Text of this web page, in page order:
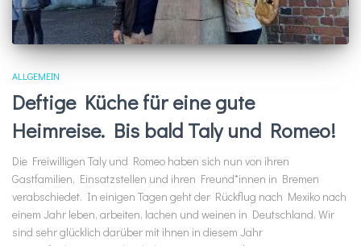
ALLGEMEIN
Deftige Küche für eine gute
Heimreise. Bis bald Taly und Romeo!
Die Freiwilligen Taly und Romeo haben sich nun von ihren
Gastfamilien, Einsatzstellen und ihren Freund*innen in Bremen
verabschiedet. In einigen Tagen geht der Rückflug nach Mexiko nach
einem Jahr leben, arbeiten, lachen und weinen in Deutschland. Wir
sind sehr glücklich darüber mit ihnen in diesem Jahr